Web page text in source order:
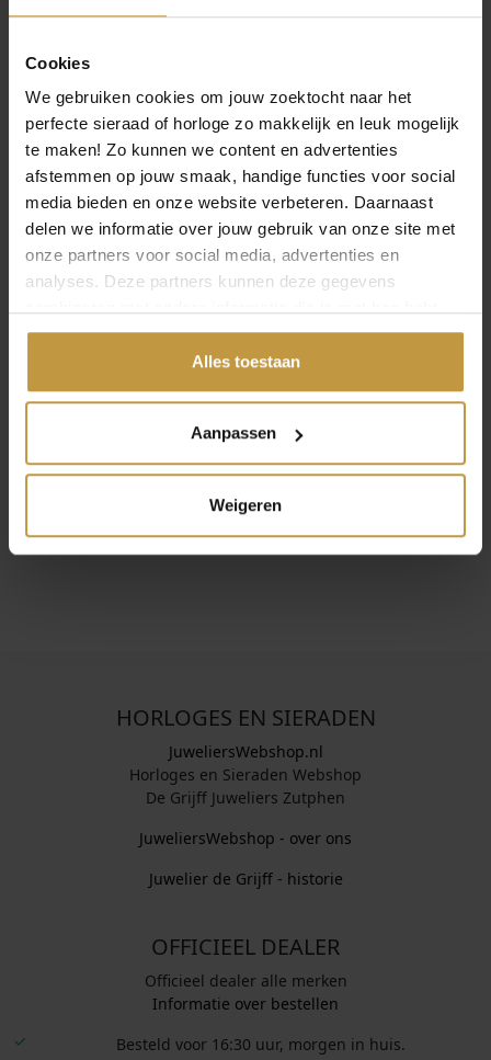
Cookies
We gebruiken cookies om jouw zoektocht naar het
perfecte sieraad of horloge zo makkelijk en leuk mogelijk
te maken! Zo kunnen we content en advertenties
afstemmen op jouw smaak, handige functies voor social
media bieden en onze website verbeteren. Daarnaast
delen we informatie over jouw gebruik van onze site met
onze partners voor social media, advertenties en
analyses. Deze partners kunnen deze gegevens
gedeeld of die ze hebben verzameld via jouw gebruik van
Alles toestaan
Aanpassen
Weigeren
SIF JAKOBS BELLUNO
PICCOLO EARRINGS SJ-
E42107-CZ-SS
1x Direct leverbaar, 1
werkdag
SIF JAKOBS CARRARA
EARRINGS SJ-E2473-CZ-
YG
1x Direct leverbaar, 1
werkdag
INFORMATIE OVER SIF JAKOBS SIERADEN
Sif Jakobs ontwerpt stijlvolle sieraden met een luxueuze
uitstraling. Elk ontwerp straalt elegantie en klasse uit,
vaak verrijkt met sprankelende zirkonia’s. Perfect voor
wie houdt van Scandinavisch design met een vleugje
glamour.
HORLOGES EN SIERADEN
JuweliersWebshop.nl
Horloges en Sieraden Webshop
De Grijff Juweliers Zutphen
JuweliersWebshop - over ons
Juwelier de Grijff - historie
OFFICIEEL DEALER
Officieel dealer alle merken
Informatie over bestellen
Besteld voor 16:30 uur, morgen in huis.